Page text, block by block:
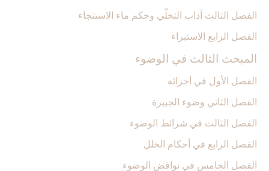
الفصل الثالث آداب التخلّي وحكم ماء الاستنجاء
الفصل الرابع الاستبراء
المبحث الثالث في الوضوء
الفصل الأول في أجزائه‏
الفصل الثاني وضوء الجبيرة
الفصل الثالث في شرائط الوضوء
الفصل الرابع في أحكام الخلل
الفصل الخامس في نواقض الوضوء